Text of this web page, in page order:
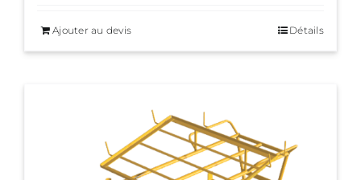
Ajouter au devis Détails